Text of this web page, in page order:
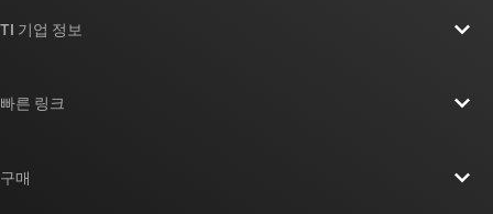
TI 기업 정보
빠른 링크
구매